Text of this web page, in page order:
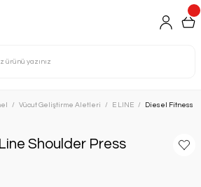
Vücut Geliştirme Aletleri E LINE Diesel Fitness
Shoulder Press